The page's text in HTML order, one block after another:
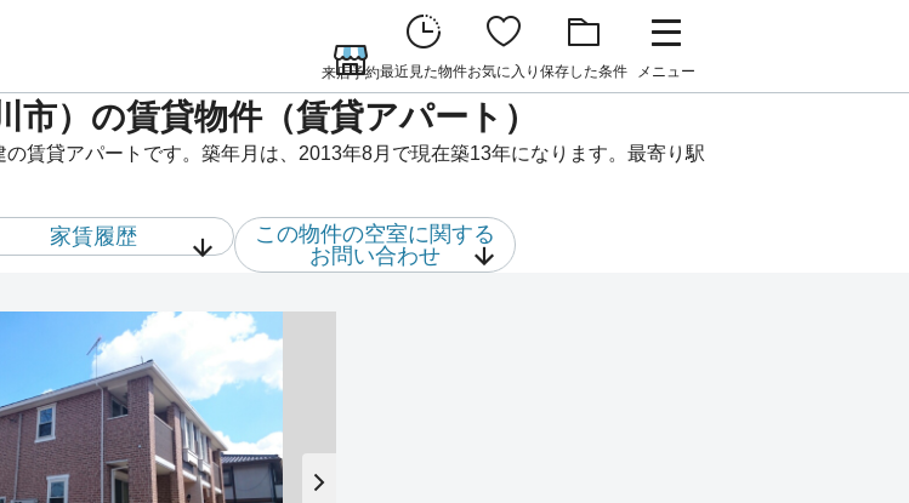
来店予約最近見た物件お気に入り 保存した条件 メニュー
）の賃貸物件（賃貸アパート）
賃貸アパートです。築年月は、2013年8月で現在築13年になります。最寄り駅
家賃履歴
この物件の空室に関する
お問い合わせ